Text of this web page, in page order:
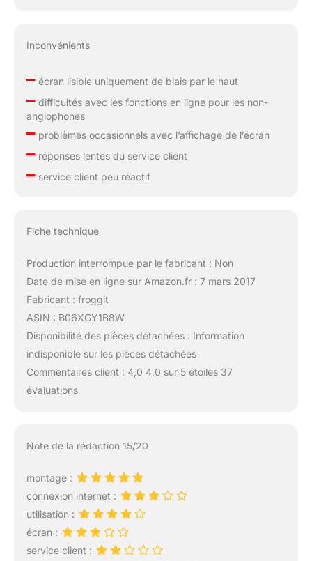
Inconvénients
–écran lisible uniquement de biais par le haut
–difficultés avec les fonctions en ligne pour les non-
anglophones
–problèmes occasionnels avec l’affichage de l’écran
–réponses lentes du service client
–service client peu réactif
Fiche technique
Production interrompue par le fabricant : Non
Date de mise en ligne sur Amazon.fr : 7 mars 2017
Fabricant : froggit
ASIN : B06XGY1B8W
Disponibilité des pièces détachées : Information
indisponible sur les pièces détachées
Commentaires client : 4,0 4,0 sur 5 étoiles 37
évaluations
Note de la rédaction 15/20
montage :
connexion internet :
utilisation :
écran :
service client :